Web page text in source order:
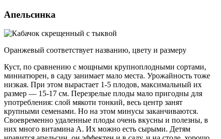
Апельсинка
Оранжевый соответствует названию, цвету и размеру
Куст, по сравнению с мощными крупноплодными сортами,
миниатюрен, в саду занимает мало места. Урожайность тоже
низкая. При этом вырастает 1-5 плодов, максимальный их
размер — 15-17 см. Перезрелые плоды мало пригодны для
употребления: слой мякоти тонкий, весь центр занят
крупными семенами. Но на этом минусы заканчиваются.
Своевременно удаленные плоды очень вкусны и полезны, в
них много витамина А. Их можно есть сырыми. Детям